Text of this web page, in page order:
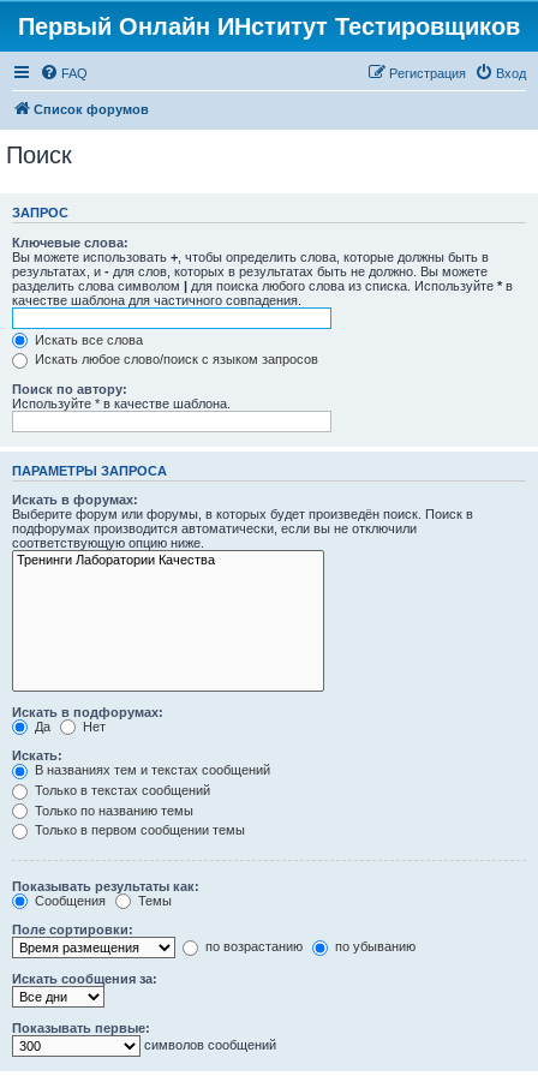
Первый Онлайн ИНститут Тестировщиков
FAQ Вход
Регистрация
Список форумов
Поиск
ЗАПРОС
Ключевые слова:
Вы можете использовать + , чтобы определить слова, которые должны быть в
результатах, и - для слов, которых в результатах быть не должно. Вы можете
разделить слова символом | для поиска любого слова из списка. Используйте * в
качестве шаблона для частичного совпадения.
Искать все слова
Искать любое слово/поиск с языком запросов
Поиск по автору:
Используйте * в качестве шаблона.
ПАРАМЕТРЫ ЗАПРОСА
Искать в форумах:
Выберите форум или форумы, в которых будет произведён поиск. Поиск в
подфорумах производится автоматически, если вы не отключили
соответствующую опцию ниже.
Искать в подфорумах:
Да
Нет
Искать:
В названиях тем и текстах сообщений
Только в текстах сообщений
Только по названию темы
Только в первом сообщении темы
Показывать результаты как:
Сообщения
Темы
Поле сортировки:
по возрастанию
по убыванию
Искать сообщения за:
Показывать первые:
символов сообщений